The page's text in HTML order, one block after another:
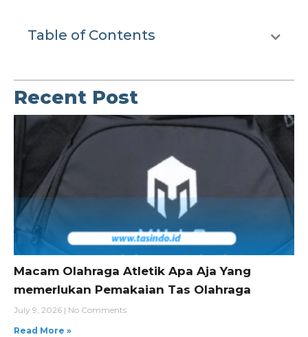
Table of Contents
Recent Post
Macam Olahraga Atletik Apa Aja Yang
memerlukan Pemakaian Tas Olahraga
July 9, 2026
No Comments
Read More »